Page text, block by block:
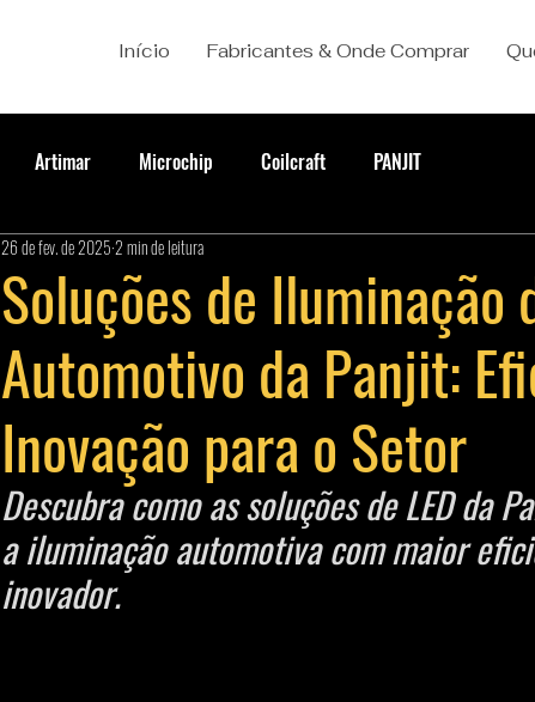
Início Fabricantes & Onde Comprar
Artimar Microchip Coilcraft PANJIT
Soluções de Iluminação
Automotivo da Panjit:
Inovação para o Setor
26 de fev. de 20252 min de leitura
Descubra como as soluções de LED da
a iluminação automotiva com maior
inovador.